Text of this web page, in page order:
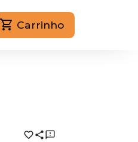
Carrinho